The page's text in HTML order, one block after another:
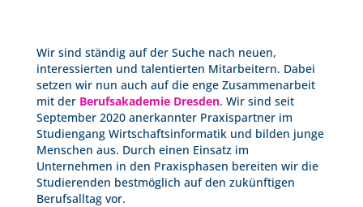
Wir sind ständig auf der Suche nach neuen,
interessierten und talentierten Mitarbeitern. Dabei
setzen wir nun auch auf die enge Zusammenarbeit
mit der Berufsakademie Dresden. Wir sind seit
September 2020 anerkannter Praxispartner im
Studiengang Wirtschaftsinformatik und bilden junge
Menschen aus. Durch einen Einsatz im
Unternehmen in den Praxisphasen bereiten wir die
Studierenden bestmöglich auf den zukünftigen
Berufsalltag vor.